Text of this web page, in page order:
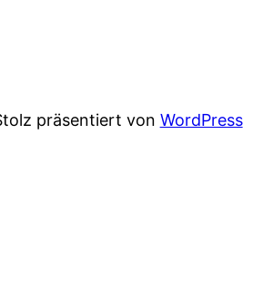
präsentiert von WordPress